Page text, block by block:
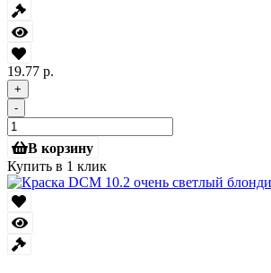
19.77 р.
+
-
В корзину
Купить в 1 клик